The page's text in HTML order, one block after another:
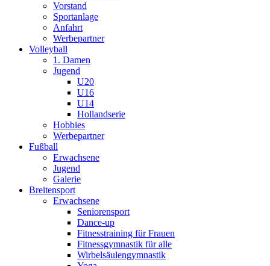
Vorstand
Sportanlage
Anfahrt
Werbepartner
Volleyball
1. Damen
Jugend
U20
U16
U14
Hollandserie
Hobbies
Werbepartner
Fußball
Erwachsene
Jugend
Galerie
Breitensport
Erwachsene
Seniorensport
Dance-up
Fitnesstraining für Frauen
Fitnessgymnastik für alle
Wirbelsäulengymnastik